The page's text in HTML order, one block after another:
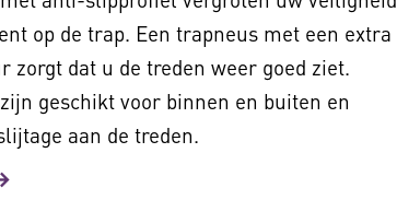
op de trap. Een trapneus met een extra
zorgt dat u de treden weer goed ziet.
geschikt voor binnen en buiten en
aan de treden.